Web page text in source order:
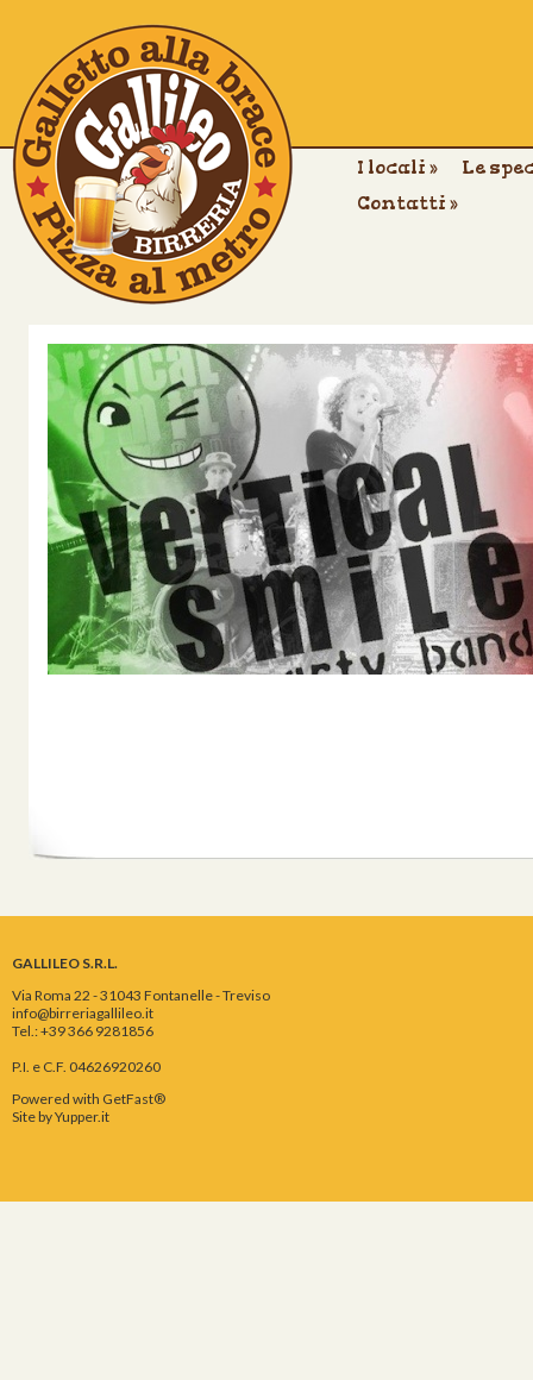
I locali »
Le
Contatti »
GALLILEO S.R.L.
Via Roma 22 - 31043 Fontanelle - Treviso
info@birreriagallileo.it
Tel.: +39 366 9281856
P.I. e C.F. 04626920260
Powered with GetFast®
Site byYupper.it